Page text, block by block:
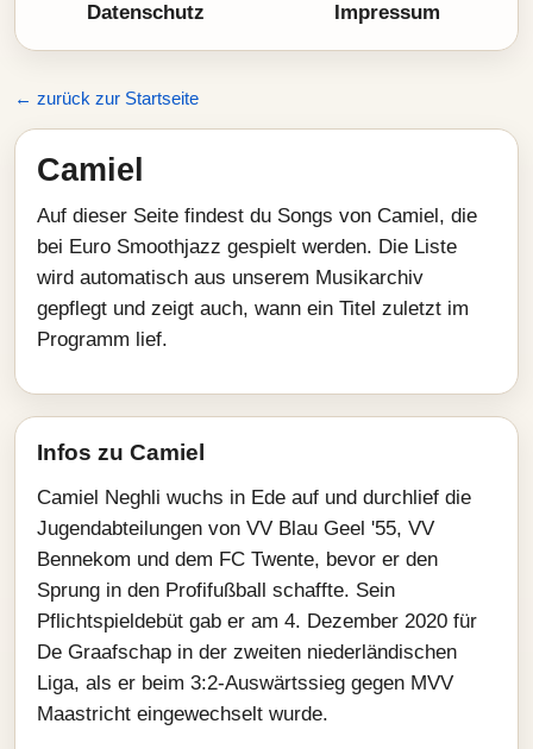
Datenschutz Impressum
← zurück zur Startseite
Camiel
Auf dieser Seite findest du Songs von Camiel, die
bei Euro Smoothjazz gespielt werden. Die Liste
wird automatisch aus unserem Musikarchiv
gepflegt und zeigt auch, wann ein Titel zuletzt im
Programm lief.
Infos zu Camiel
Camiel Neghli wuchs in Ede auf und durchlief die
Jugendabteilungen von VV Blau Geel '55, VV
Bennekom und dem FC Twente, bevor er den
Sprung in den Profifußball schaffte. Sein
Pflichtspieldebüt gab er am 4. Dezember 2020 für
De Graafschap in der zweiten niederländischen
Liga, als er beim 3:2-Auswärtssieg gegen MVV
Maastricht eingewechselt wurde.